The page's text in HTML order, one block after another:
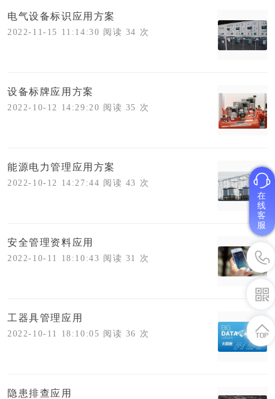
电气设备标识应用方案
2022-11-15 11:14:30 阅读 34 次
设备标牌应用方案
2022-10-12 14:29:20 阅读 35 次
能源电力管理应用方案
2022-10-12 14:27:44 阅读 43 次
安全管理资料应用
2022-10-11 18:10:43 阅读 31 次
工器具管理应用
2022-10-11 18:10:05 阅读 36 次
隐患排查应用
在
线
客
服